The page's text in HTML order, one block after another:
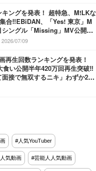
ングを発表！ 超特急、M!LKな
合‼EBiDAN、「Yes! 東京」M
ングル「Missing」MV公開‼M
てMV‼THE FIRST TAKE、Kvi
2026/07/09
再生回数ランキングを発表！
い公開半年420万回再生突破‼
接で無双するニキ」わずか2ヶ
だ、100種類お酒図鑑ハワイ
#人気YouTuber
気動画 #芸能人人気動画